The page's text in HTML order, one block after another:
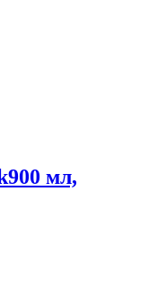
900 мл,